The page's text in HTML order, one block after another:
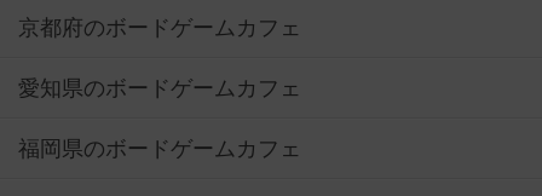
京都府のボードゲームカフェ
愛知県のボードゲームカフェ
福岡県のボードゲームカフェ